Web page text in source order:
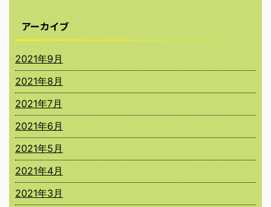
アーカイブ
2021年9月
2021年8月
2021年7月
2021年6月
2021年5月
2021年4月
2021年3月